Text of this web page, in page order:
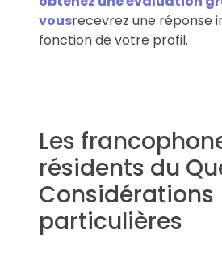
vousrecevrez une réponse
fonction de votre profil.
Les
résidents du
Considérations
particulières